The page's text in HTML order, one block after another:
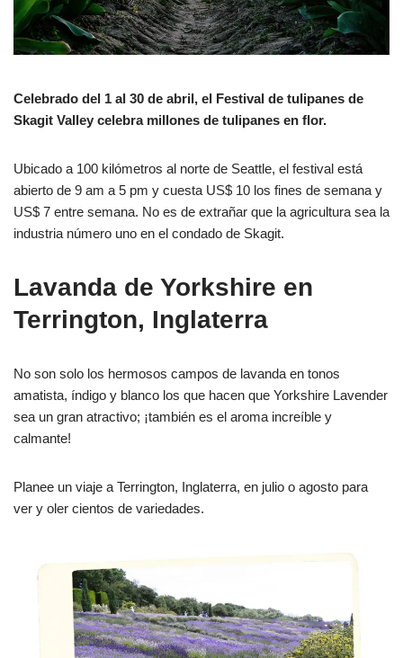
Celebrado del 1 al 30 de abril, el Festival de tulipanes de
Skagit Valley celebra millones de tulipanes en flor.
Ubicado a 100 kilómetros al norte de Seattle, el festival está
abierto de 9 am a 5 pm y cuesta US$ 10 los fines de semana y
US$ 7 entre semana. No es de extrañar que la agricultura sea la
industria número uno en el condado de Skagit.
Lavanda de Yorkshire en
Terrington, Inglaterra
No son solo los hermosos campos de lavanda en tonos
amatista, índigo y blanco los que hacen que Yorkshire Lavender
sea un gran atractivo; ¡también es el aroma increíble y
calmante!
Planee un viaje a Terrington, Inglaterra, en julio o agosto para
ver y oler cientos de variedades.